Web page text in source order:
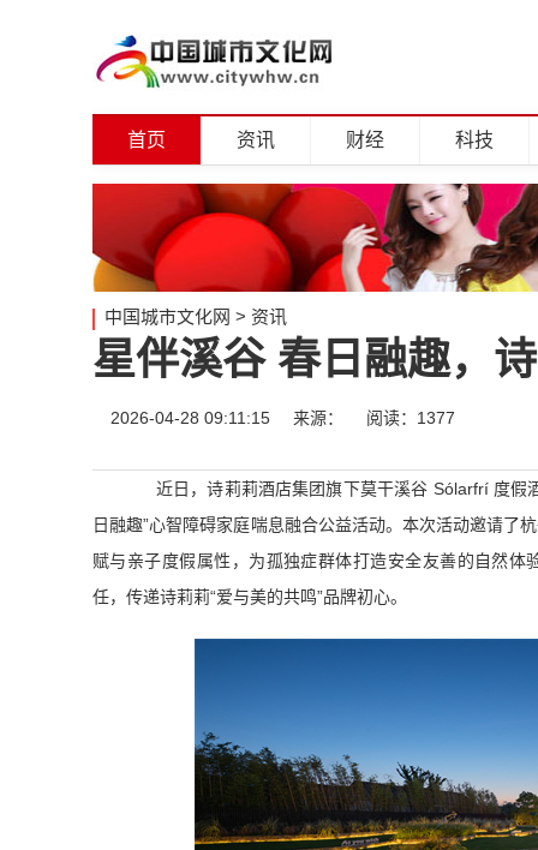
首页 资讯 财经 科技
中国城市文化网 > 资讯
星伴溪谷 春日融趣，
2026-04-28 09:11:15 来源： 阅读：1377
近日，诗莉莉酒店集团旗下莫干溪谷 Sólarfrí 度假
日融趣”心智障碍家庭喘息融合公益活动。本次活动邀请了
赋与亲子度假属性，为孤独症群体打造安全友善的自然体
任，传递诗莉莉“爱与美的共鸣”品牌初心。